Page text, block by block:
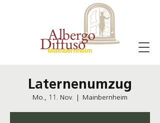
Laternenumzug
Mo., 11. Nov.
  |
Mainbernheim